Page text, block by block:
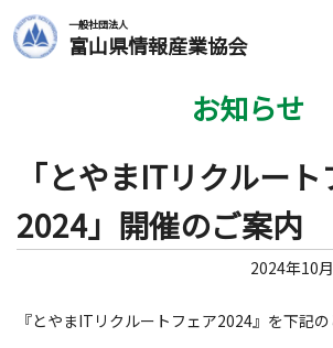
一般社団法人
富山県情報産業協会
お知らせ
「とやまITリクルー
2024」開催のご案内
2024年10
『とやまITリクルートフェア2024』を下記の